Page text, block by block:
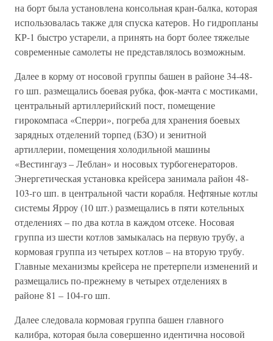
на борт была установлена консольная кран-балка, которая
использовалась также для спуска катеров. Но гидропланы
КР-1 быстро устарели, а принять на борт более тяжелые
современные самолеты не представлялось возможным.
Далее в корму от носовой группы башен в районе 34-48-
го шп. размещались боевая рубка, фок-мачта с мостиками,
центральный артиллерийский пост, помещение
гирокомпаса «Сперри», погреба для хранения боевых
зарядных отделений торпед (БЗО) и зенитной
артиллерии, помещения холодильной машины
«Вестингауз – Леблан» и носовых турбогенераторов.
Энергетическая установка крейсера занимала район 48-
103-го шп. в центральной части корабля. Нефтяные котлы
системы Ярроу (10 шт.) размещались в пяти котельных
отделениях – по два котла в каждом отсеке. Носовая
группа из шести котлов замыкалась на первую трубу, а
кормовая группа из четырех котлов – на вторую трубу.
Главные механизмы крейсера не претерпели изменений и
размещались по-прежнему в четырех отделениях в
районе 81 – 104-го шп.
Далее следовала кормовая группа башен главного
калибра, которая была совершенно идентична носовой